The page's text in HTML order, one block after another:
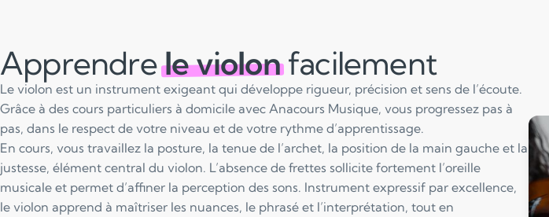
Apprendrele violonfacilement
Le violon est un instrument exigeant qui développe rigueur, précision et sens de l’écoute.
Grâce à des cours particuliers à domicile avec Anacours Musique, vous progressez pas à
pas, dans le respect de votre niveau et de votre rythme d’apprentissage.
En cours, vous travaillez la posture, la tenue de l’archet, la position de la main gauche et la
justesse, élément central du violon. L’absence de frettes sollicite fortement l’oreille
musicale et permet d’affiner la perception des sons. Instrument expressif par excellence,
le violon apprend à maîtriser les nuances, le phrasé et l’interprétation, tout en